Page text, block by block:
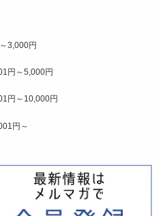
3,000円
円～5,000円
円～10,000円
円～